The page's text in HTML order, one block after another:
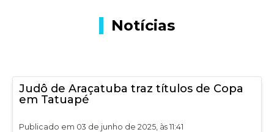
Notícias
Judô de Araçatuba traz títulos de Copa
em Tatuapé
Publicado em 03 de junho de 2025, às 11:41